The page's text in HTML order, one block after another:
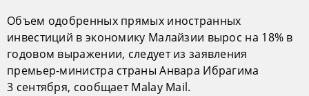
Объем одобренных прямых иностранных
инвестиций в экономику Малайзии вырос на 18% в
годовом выражении, следует из заявления
премьер-министра страны Анвара Ибрагима
3 сентября, сообщает Malay Mail.